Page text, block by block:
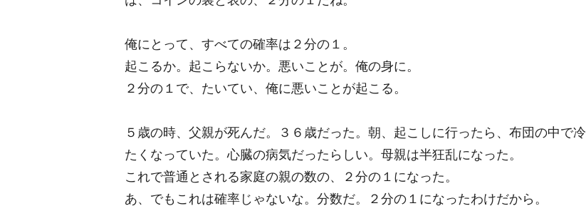
俺にとって、すべての確率は２分の１。
起こるか。起こらないか。悪いことが。俺の身に。
２分の１で、たいてい、俺に悪いことが起こる。
５歳の時、父親が死んだ。３６歳だった。朝、起こしに行ったら、布団の中で冷
たくなっていた。心臓の病気だったらしい。母親は半狂乱になった。
これで普通とされる家庭の親の数の、２分の１になった。
あ、でもこれは確率じゃないな。分数だ。２分の１になったわけだから。